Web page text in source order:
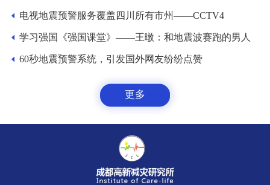
电视地震预警服务覆盖四川所有市州——CCTV4
学习强国《强国课堂》——王暾：和地震波赛跑的男人
60秒地震预警系统，引发国外网友纷纷点赞
更多